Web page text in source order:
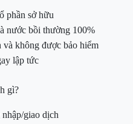
phần sở hữu
nước bồi thường 100%
không được bảo hiểm
lập tức
gì?
giao dịch